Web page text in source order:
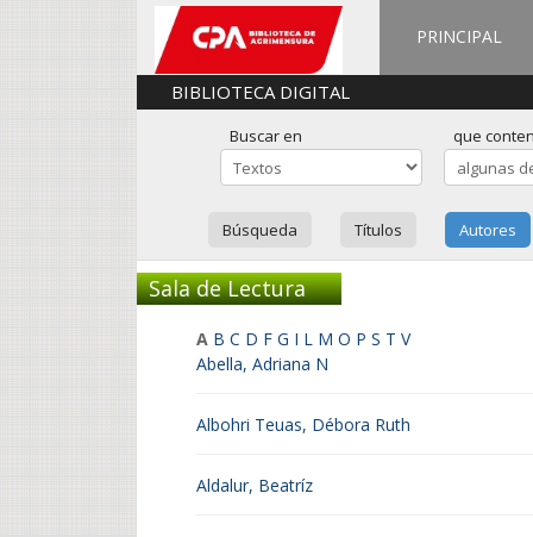
PRINCIPAL
BIBLIOTECA DIGITAL
Buscar en que
Búsqueda Títulos Autores
Sala de Lectura
A B C D F G I L M O P S T V
Abella, Adriana N
Albohri Teuas, Débora Ruth
Aldalur, Beatríz